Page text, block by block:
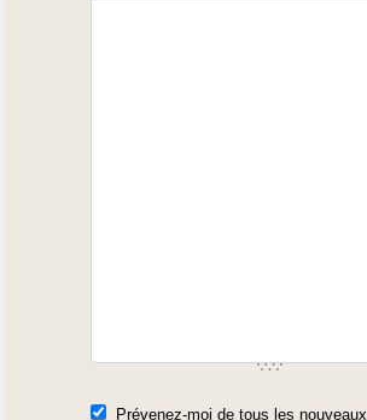
Prévenez-moi de tous les nouveaux